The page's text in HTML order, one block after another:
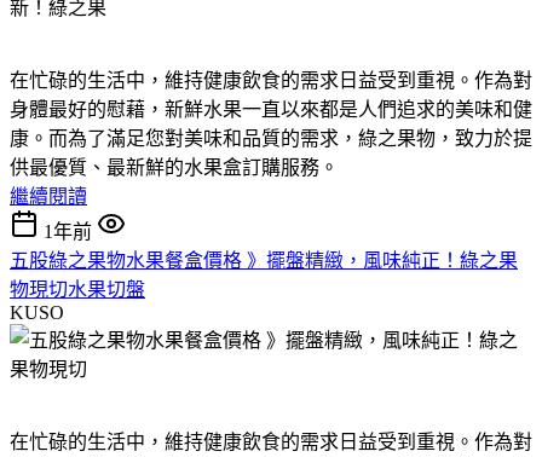
在忙碌的生活中，維持健康飲食的需求日益受到重視。作為對
身體最好的慰藉，新鮮水果一直以來都是人們追求的美味和健
康。而為了滿足您對美味和品質的需求，綠之果物，致力於提
供最優質、最新鮮的水果盒訂購服務。
繼續閱讀
1年前
五股綠之果物水果餐盒價格 》擺盤精緻，風味純正！綠之果
物現切水果切盤
KUSO
在忙碌的生活中，維持健康飲食的需求日益受到重視。作為對